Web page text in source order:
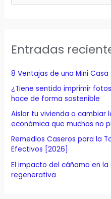
r
p
r
:
Entradas
8 Ventajas de una Mini Casa
¿Tiene sentido imprimir
hace de forma sostenible
Aislar tu vivienda o cambiar
económica que muchos no
Remedios Caseros para la
Efectivos [2026]
El impacto del cáñamo en
regenerativa